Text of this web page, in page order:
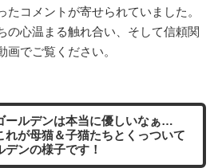
たコメントが寄せられていました。
の心温まる触れ合い、そして信頼関
でご覧ください。
ールデンは本当に優しいなぁ…
れが母猫＆子猫たちとくっついて
デンの様子です！